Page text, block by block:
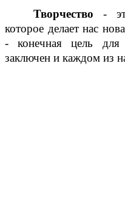
Творчество -
которое делает нас
- конечная цель для
заключен и каждом из